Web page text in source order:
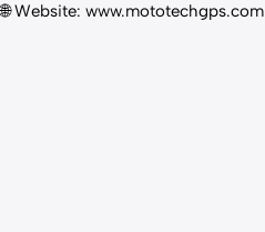
🌐 Website: www.mototechgps.com